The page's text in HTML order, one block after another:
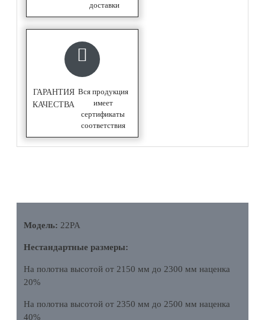
доставки
ГАРАНТИЯ
КАЧЕСТВА
Вся продукция
имеет
сертификаты
соответствия
Модель: 22PA
Нестандартные размеры:
На полотна высотой от 2150 мм до 2300 мм наценка
20%
На полотна высотой от 2350 мм до 2500 мм наценка
40%